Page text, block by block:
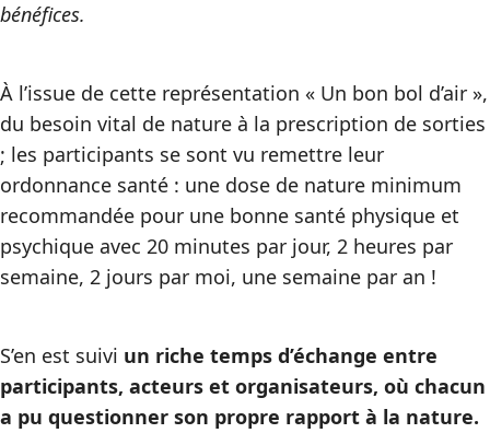
bénéfices.
À l’issue de cette représentation « Un bon bol d’air »,
du besoin vital de nature à la prescription de sorties
; les participants se sont vu remettre leur
ordonnance santé : une dose de nature minimum
recommandée pour une bonne santé physique et
psychique avec 20 minutes par jour, 2 heures par
semaine, 2 jours par moi, une semaine par an !
S’en est suivi un riche temps d’échange entre
participants, acteurs et organisateurs, où chacun
a pu questionner son propre rapport à la nature.